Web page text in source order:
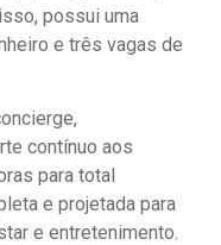
possui uma
e três vagas de
contínuo aos
para total
e projetada para
e entretenimento.